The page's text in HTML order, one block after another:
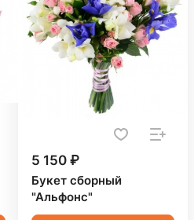
5 150 ₽
Букет сборный
"Альфонс"